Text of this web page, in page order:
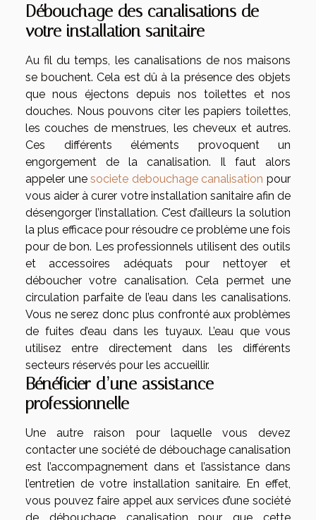
Débouchage des canalisations de
votre installation sanitaire
Au fil du temps, les canalisations de nos maisons
se bouchent. Cela est dû à la présence des objets
que nous éjectons depuis nos toilettes et nos
douches. Nous pouvons citer les papiers toilettes,
les couches de menstrues, les cheveux et autres.
Ces différents éléments provoquent un
engorgement de la canalisation. Il faut alors
appeler unesociete debouchage canalisation pour
vous aider à curer votre installation sanitaire afin de
désengorger l’installation. C’est d’ailleurs la solution
la plus efficace pour résoudre ce problème une fois
pour de bon. Les professionnels utilisent des outils
et accessoires adéquats pour nettoyer et
déboucher votre canalisation. Cela permet une
circulation parfaite de l’eau dans les canalisations.
Vous ne serez donc plus confronté aux problèmes
de fuites d’eau dans les tuyaux. L’eau que vous
utilisez entre directement dans les différents
secteurs réservés pour les accueillir.
Bénéficier d’une assistance
professionnelle
Une autre raison pour laquelle vous devez
contacter une société de débouchage canalisation
est l’accompagnement dans et l’assistance dans
l’entretien de votre installation sanitaire. En effet,
vous pouvez faire appel aux services d’une société
de débouchage canalisation pour que cette